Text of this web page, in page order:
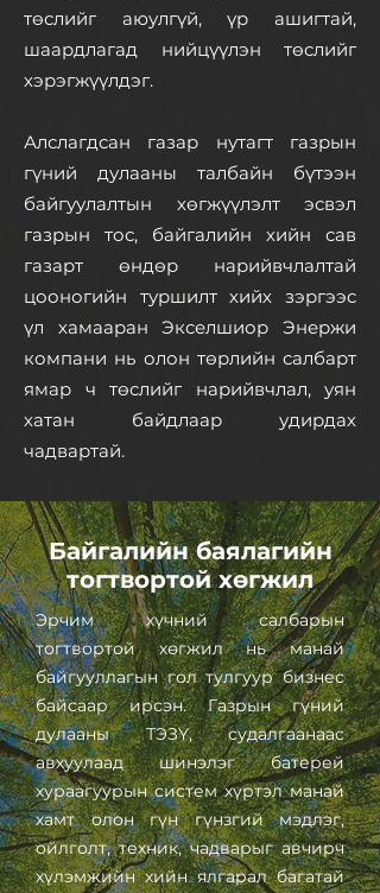
төслийг аюулгүй, үр ашигтай,
шаардлагад нийцүүлэн төслийг
хэрэгжүүлдэг.
Алслагдсан газар нутагт газрын
гүний дулааны талбайн бүтээн
байгуулалтын хөгжүүлэлт эсвэл
газрын тос, байгалийн хийн сав
газарт өндөр нарийвчлалтай
цооногийн туршилт хийх зэргээс
үл хамааран Экселшиор Энержи
компани нь олон төрлийн салбарт
ямар ч төслийг нарийвчлал, уян
хатан байдлаар удирдах
чадвартай.
Байгалийн баялагийн
тогтвортой хөгжил
Эрчим хүчний салбарын
тогтвортой хөгжил нь манай
байгууллагын гол тулгуур бизнес
байсаар ирсэн. Газрын гүний
дулааны ТЭЗҮ, судалгаанаас
авхуулаад шинэлэг батерей
хураагуурын систем хүртэл манай
хамт олон гүн гүнзгий мэдлэг,
ойлголт, техник, чадварыг авчирч
хүлэмжийн хийн ялгарал багатай